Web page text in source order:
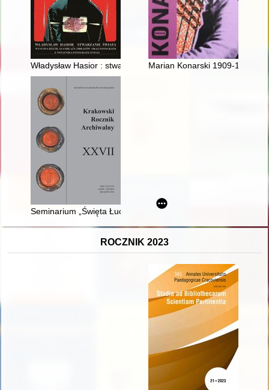
Władysław Hasior : stwarzanie świata : notatnik fotograficzny
Marian Konarski 1909-1998
Seminarium „Święta Łucja rozprasza mroki. 40. rocznica
ROCZNIK 2023